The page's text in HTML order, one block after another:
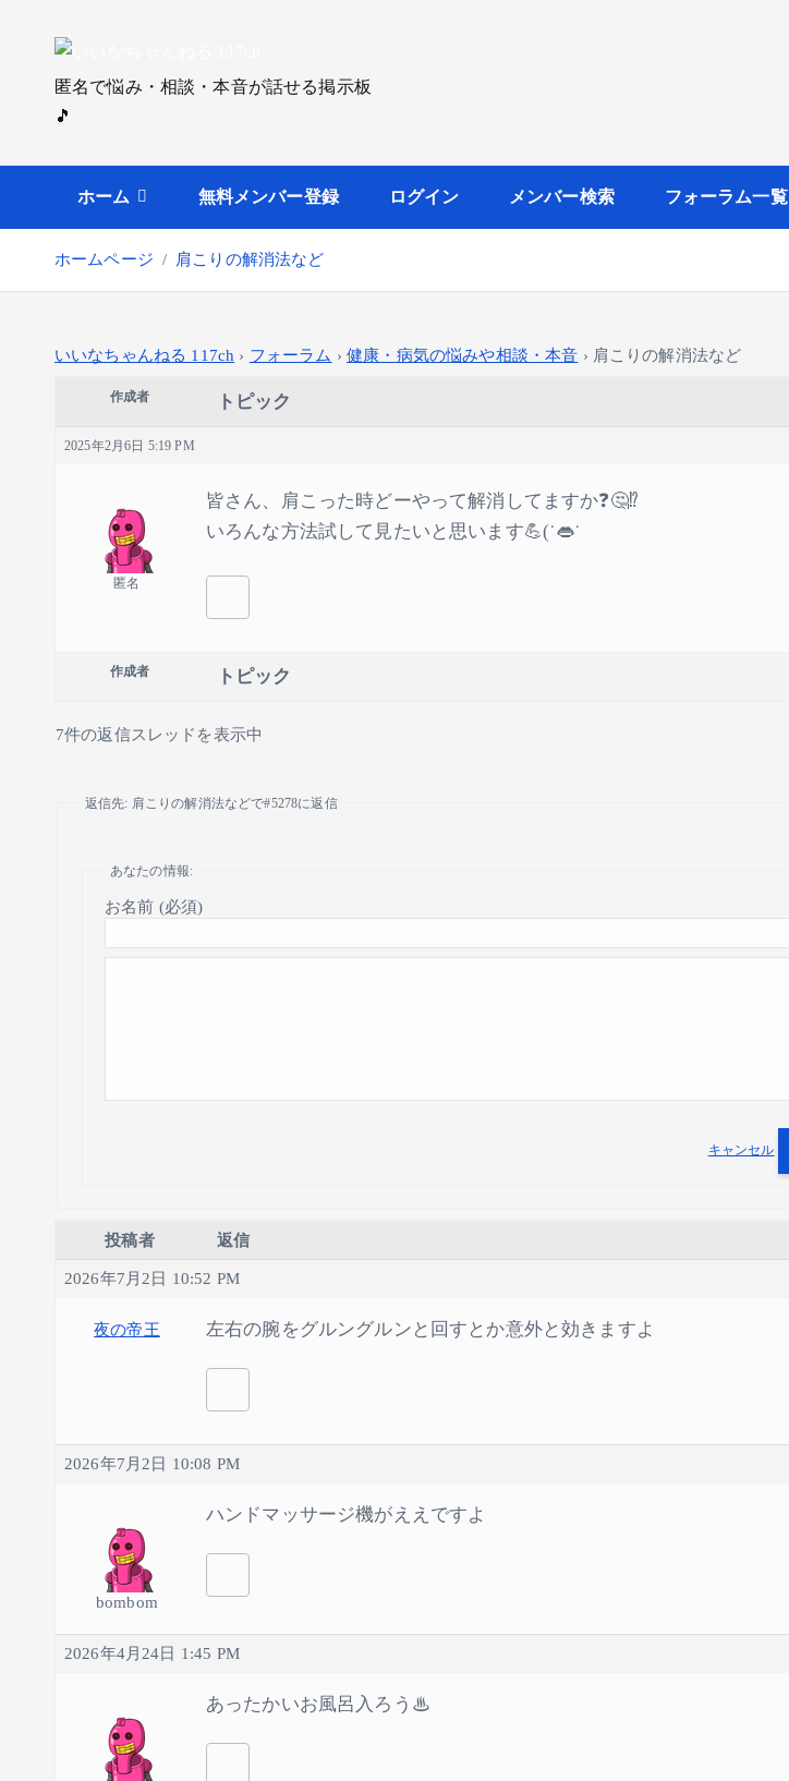
匿名で悩み・相談・本音が話せる掲示板
🎵
ホーム 無料メンバー登録 ログイン メンバー検索 フォーラム一覧
ホームページ 肩こりの解消法など
いいなちゃんねる 117ch › フォーラム › 健康・病気の悩みや相談・本音 › 肩こりの解消法など
作成者 トピック
2025年2月6日 5:19 PM
匿名
皆さん、肩こった時どーやって解消してますか❓🤔⁉️
いろんな方法試して見たいと思います💪(˙👄˙
作成者 トピック
7件の返信スレッドを表示中
投稿者 返信
2026年7月2日 10:52 PM
夜の帝王 左右の腕をグルングルンと回すとか意外と効きますよ
2026年7月2日 10:08 PM
bombom
ハンドマッサージ機がええですよ
2026年4月24日 1:45 PM
あったかいお風呂入ろう♨
返信先: 肩こりの解消法などで#5278に返信
あなたの情報:
お名前 (必須)
キャンセル